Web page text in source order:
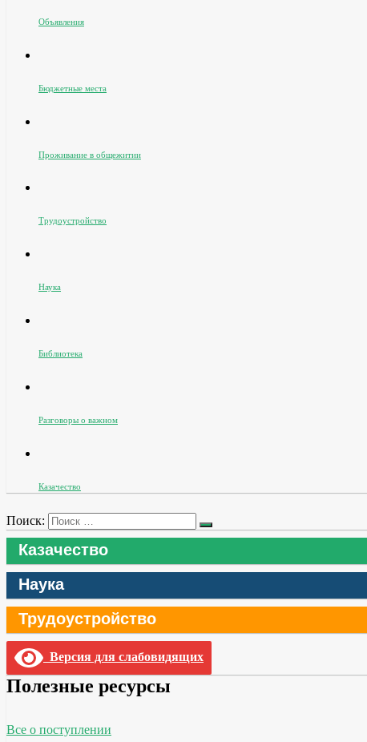
Объявления
Бюджетные места
Проживание в общежитии
Трудоустройство
Наука
Библиотека
Разговоры о важном
Казачество
Поиск:
Казачество
Наука
Трудоустройство
Версия для слабовидящих
Полезные ресурсы
Все о поступлении